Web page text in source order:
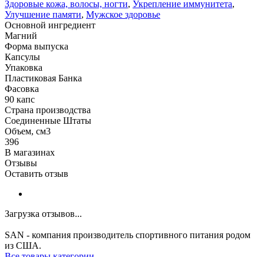
Здоровые кожа, волосы, ногти, Укрепление иммунитета,
Улучшение памяти, Мужское здоровье
Основной ингредиент
Магний
Форма выпуска
Капсулы
Упаковка
Пластиковая Банка
Фасовка
90 капс
Страна производства
Соединенные Штаты
Объем, см3
396
В магазинах
Отзывы
Оставить отзыв
Загрузка отзывов...
SAN - компания производитель спортивного питания родом
из США.